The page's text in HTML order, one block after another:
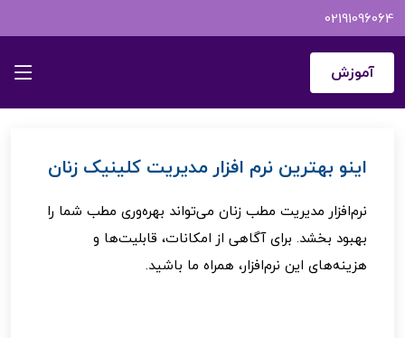
02191096064
آموزشاینـــــو نرم افزار مدیریت مطب زنان | اینو
اینو بهترین نرم افزار مدیریت کلینیک زنان
نرم‌افزار مدیریت مطب زنان می‌تواند بهره‌وری مطب شما را
بهبود بخشد. برای آگاهی از امکانات، قابلیت‌ها و
هزینه‌های این نرم‌افزار، همراه ما باشید.